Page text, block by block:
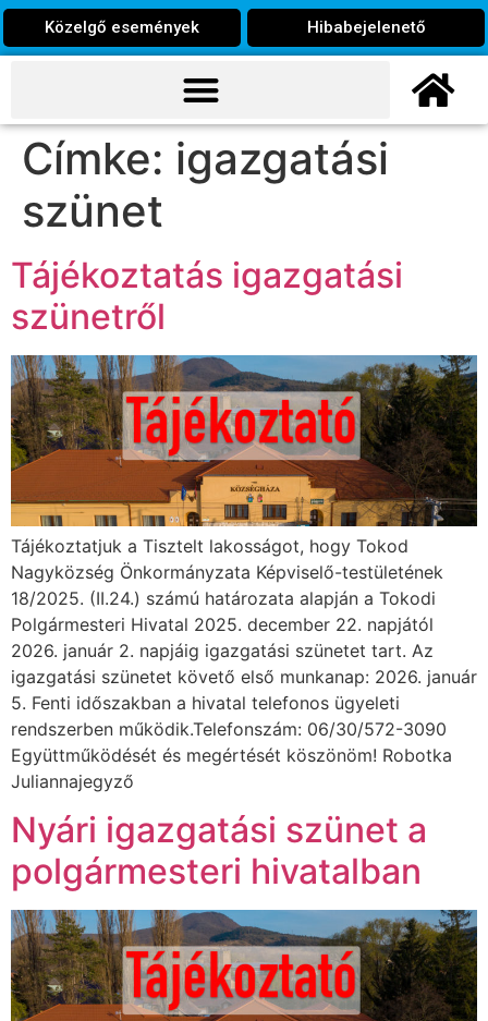
Közelgő események Hibabejelenető
Címke: igazgatási
szünet
Tájékoztatás igazgatási
szünetről
Tájékoztatjuk a Tisztelt lakosságot, hogy Tokod
Nagyközség Önkormányzata Képviselő-testületének
18/2025. (II.24.) számú határozata alapján a Tokodi
Polgármesteri Hivatal 2025. december 22. napjától
2026. január 2. napjáig igazgatási szünetet tart. Az
igazgatási szünetet követő első munkanap: 2026. január
5. Fenti időszakban a hivatal telefonos ügyeleti
rendszerben működik.Telefonszám: 06/30/572-3090
Együttműködését és megértését köszönöm! Robotka
Juliannajegyző
Nyári igazgatási szünet a
polgármesteri hivatalban